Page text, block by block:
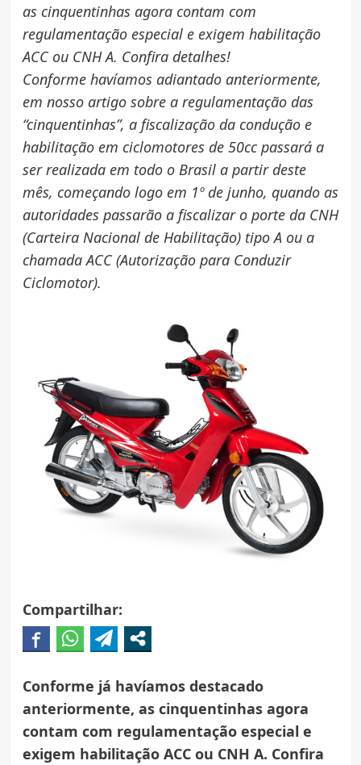
as cinquentinhas agora contam com
regulamentação especial e exigem habilitação
ACC ou CNH A. Confira detalhes!
Conforme havíamos adiantado anteriormente,
em nosso artigo sobre a regulamentação das
“cinquentinhas”, a fiscalização da condução e
habilitação em ciclomotores de 50cc passará a
ser realizada em todo o Brasil a partir deste
mês, começando logo em 1º de junho, quando as
autoridades passarão a fiscalizar o porte da CNH
(Carteira Nacional de Habilitação) tipo A ou a
chamada ACC (Autorização para Conduzir
Ciclomotor).
Compartilhar:
Conforme já havíamos destacado
anteriormente, as cinquentinhas agora
contam com regulamentação especial e
exigem habilitação ACC ou CNH A. Confira